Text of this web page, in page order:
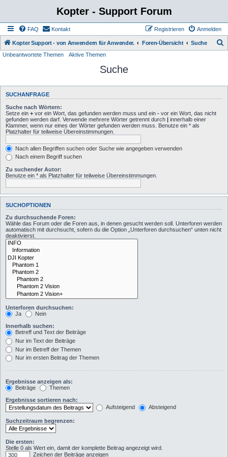
Kopter - Support Forum
FAQ Kontakt Anmelden
Registrieren
Kopter Support - von Anwendern für Anwender. Foren-Übersicht Suche
Unbeantwortete Themen Aktive Themen
Suche
SUCHANFRAGE
Suche nach Wörtern:
Setze ein + vor ein Wort, das gefunden werden muss und ein - vor ein Wort, das nicht
gefunden werden darf. Verwende mehrere Wörter getrennt durch | innerhalb einer
Klammer, wenn nur eines der Wörter gefunden werden muss. Benutze ein * als
Platzhalter für teilweise Übereinstimmungen.
Nach allen Begriffen suchen oder Suche wie angegeben verwenden
Nach einem Begriff suchen
Zu suchender Autor:
Benutze ein * als Platzhalter für teilweise Übereinstimmungen.
SUCHOPTIONEN
Zu durchsuchende Foren:
Wähle das Forum oder die Foren aus, in denen gesucht werden soll. Unterforen werden
automatisch mit durchsucht, sofern du die Option „Unterforen durchsuchen“ unten nicht
deaktivierst.
Unterforen durchsuchen:
Ja
Nein
Innerhalb suchen:
Betreff und Text der Beiträge
Nur im Text der Beiträge
Nur im Betreff der Themen
Nur im ersten Beitrag der Themen
Ergebnisse anzeigen als:
Beiträge
Themen
Ergebnisse sortieren nach:
Aufsteigend
Absteigend
Suchzeitraum begrenzen:
Die ersten:
Stelle 0 als Wert ein, damit der komplette Beitrag angezeigt wird.
Zeichen der Beiträge anzeigen